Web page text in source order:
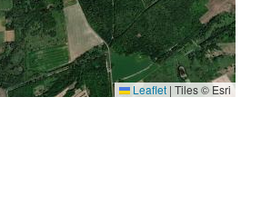
Leaflet | Tiles © Esri